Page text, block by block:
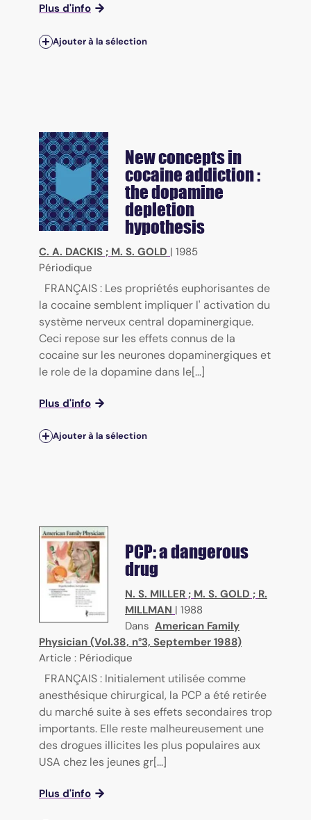
Plus d'info
Ajouter à la sélection
New concepts in
cocaine addiction :
the dopamine
depletion
hypothesis
C. A. DACKIS ; M. S. GOLD | 1985
Périodique
FRANÇAIS : Les propriétés euphorisantes de
la cocaine semblent impliquer l' activation du
système nerveux central dopaminergique.
Ceci repose sur les effets connus de la
cocaine sur les neurones dopaminergiques et
le role de la dopamine dans le[...]
Plus d'info
Ajouter à la sélection
PCP: a dangerous
drug
N. S. MILLER ; M. S. GOLD ; R.
MILLMAN | 1988
Dans American Family
Physician (Vol.38, n°3, September 1988)
Article : Périodique
FRANÇAIS : Initialement utilisée comme
anesthésique chirurgical, la PCP a été retirée
du marché suite à ses effets secondaires trop
importants. Elle reste malheureusement une
des drogues illicites les plus populaires aux
USA chez les jeunes gr[...]
Plus d'info